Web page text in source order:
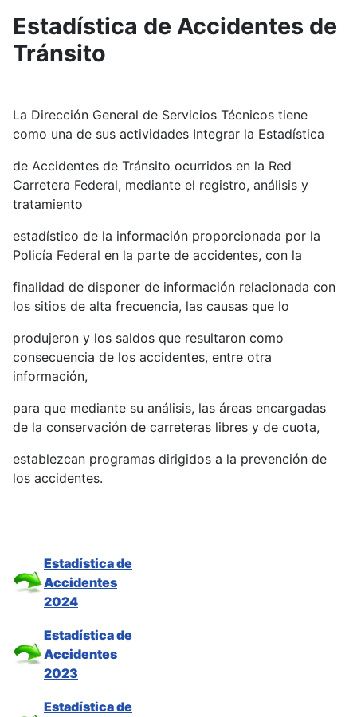
Estadística de Accidentes de
Tránsito
La Dirección General de Servicios Técnicos tiene
como una de sus actividades Integrar la Estadística
de Accidentes de Tránsito ocurridos en la Red
Carretera Federal, mediante el registro, análisis y
tratamiento
estadístico de la información proporcionada por la
Policía Federal en la parte de accidentes, con la
finalidad de disponer de información relacionada con
los sitios de alta frecuencia, las causas que lo
produjeron y los saldos que resultaron como
consecuencia de los accidentes, entre otra
información,
para que mediante su análisis, las áreas encargadas
de la conservación de carreteras libres y de cuota,
establezcan programas dirigidos a la prevención de
los accidentes.
Estadística de
Accidentes
2024
Estadística de
Accidentes
2023
Estadística de